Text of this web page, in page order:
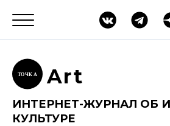
ТОЧК А Art
ИНТЕРНЕТ-ЖУРНАЛ ОБ
КУЛЬТУРЕ